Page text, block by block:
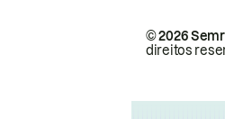
© 2026
direitos